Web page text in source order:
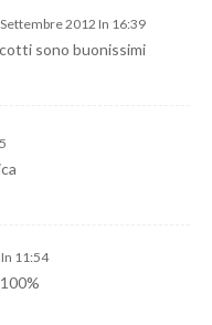
2012 In 16:39
sono buonissimi
11:54